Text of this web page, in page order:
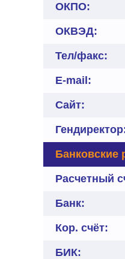
ОКПО:
ОКВЭД:
Тел/факс:
E-mail:
Сайт:
Банковские
Расчетный
Банк:
Кор. счёт:
БИК: